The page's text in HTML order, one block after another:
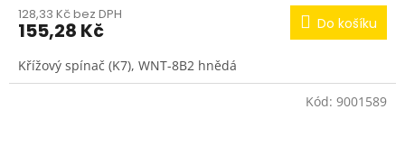
128,33 Kč bez DPH
155,28 Kč Do košíku
Křížový spínač (K7), WNT-8B2 hnědá
Kód: 9001589